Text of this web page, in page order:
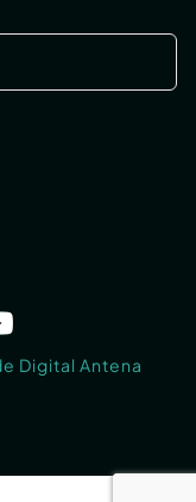
Digital Antena